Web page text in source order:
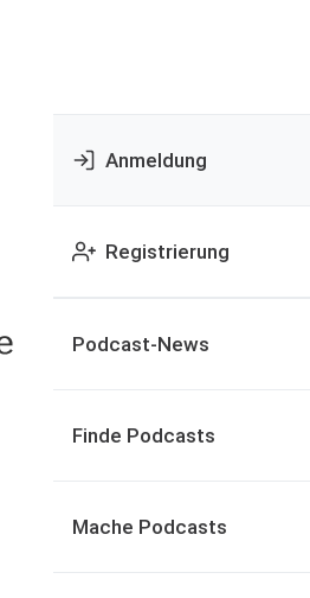
Anmeldung
Registrierung
Podcast-News
Finde Podcasts
Mache Podcasts